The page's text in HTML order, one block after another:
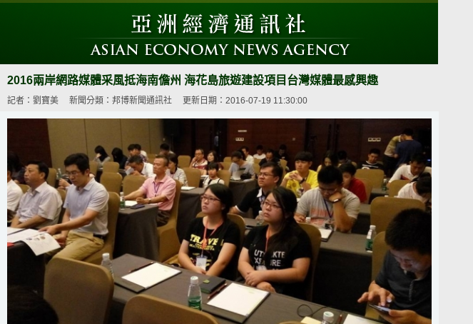
2016兩岸網路媒體采風抵海南儋州 海花島旅遊建設項目台灣媒體最感興趣
記者：劉寶美 新聞分類：邦博新聞通訊社 更新日期：2016-07-19 11:30:00